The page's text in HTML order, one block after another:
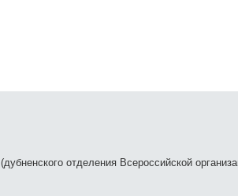
(дубненского отделения Всероссийской